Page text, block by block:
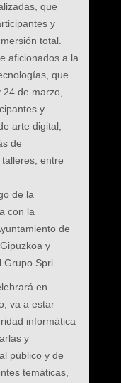
que
y
total.
aficionados a la
que
de marzo,
y
arte digital,
de
entre
de la
con la
de
y
Grupo Spri
en
va a estar
informática
y
público y de
temáticas,